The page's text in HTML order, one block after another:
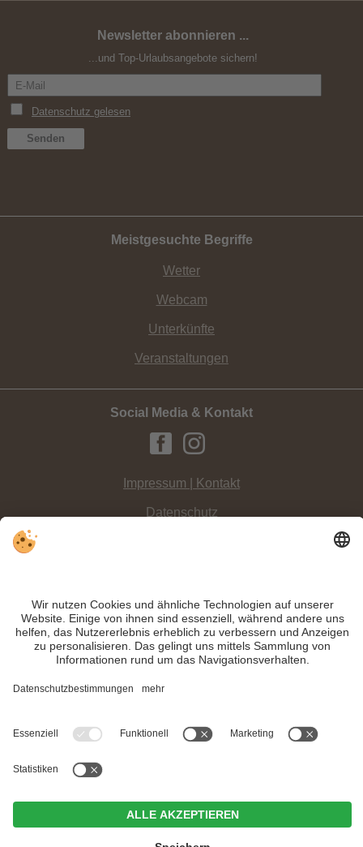
E-Bike Erlebnis & Genuss-Tage
Newsletter abonnieren ...
...und Top-Urlaubsangebote sichern!
Meistgesuchte Begriffe
Wetter
Webcam
Unterkünfte
Veranstaltungen
Social Media & Kontakt
Impressum | Kontakt
Datenschutz
INFO:DieLanglaufloipe durch das Fischleintalist in den Naturpark Drei
Zinnen eingebettet und bietet top Langlaufmöglichkeiten und ein einmaliges
Trotz genauer Arbeit und ständigem Aktualisieren der Inhalte, können Fehler
auftreten. Wir übernehmen keine Gewähr für die Richtigkeit und Vollständigkeit
Informieren Sie sich sicherheitshalber nochmals beim Veranstalter vor Ort über